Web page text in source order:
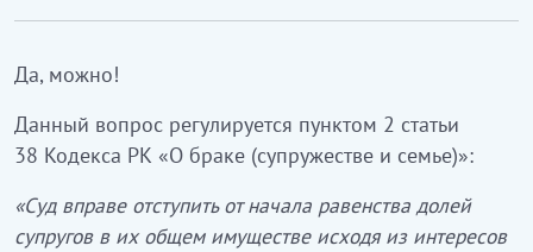
Да, можно!
Данный вопрос регулируется пунктом 2 статьи
38 Кодекса РК «О браке (супружестве и семье)»:
«Суд вправе отступить от начала равенства долей
супругов в их общем имуществе исходя из интересов